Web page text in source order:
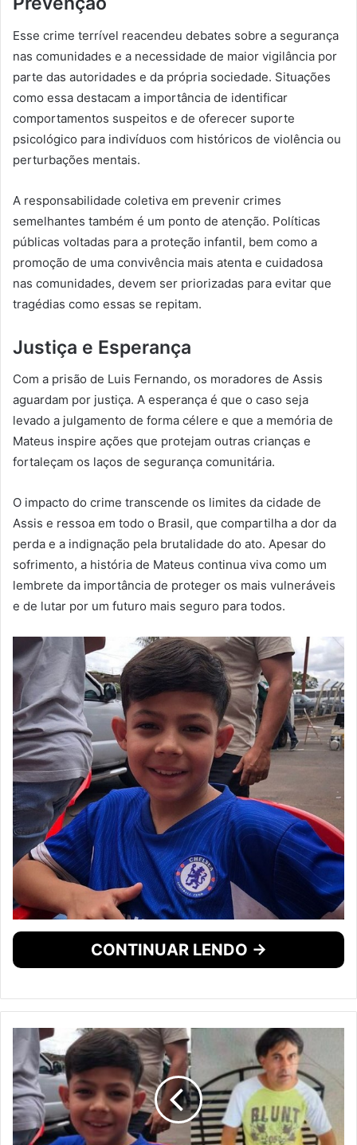
Esse crime terrível reacendeu debates sobre a segurança
nas comunidades e a necessidade de maior vigilância por
parte das autoridades e da própria sociedade. Situações
como essa destacam a importância de identificar
comportamentos suspeitos e de oferecer suporte
psicológico para indivíduos com históricos de violência ou
perturbações mentais.
A responsabilidade coletiva em prevenir crimes
semelhantes também é um ponto de atenção. Políticas
públicas voltadas para a proteção infantil, bem como a
promoção de uma convivência mais atenta e cuidadosa
nas comunidades, devem ser priorizadas para evitar que
tragédias como essas se repitam.
Justiça e Esperança
Com a prisão de Luis Fernando, os moradores de Assis
aguardam por justiça. A esperança é que o caso seja
levado a julgamento de forma célere e que a memória de
Mateus inspire ações que protejam outras crianças e
fortaleçam os laços de segurança comunitária.
O impacto do crime transcende os limites da cidade de
Assis e ressoa em todo o Brasil, que compartilha a dor da
perda e a indignação pela brutalidade do ato. Apesar do
sofrimento, a história de Mateus continua viva como um
lembrete da importância de proteger os mais vulneráveis ​​
e de lutar por um futuro mais seguro para todos.
CONTINUAR LENDO →